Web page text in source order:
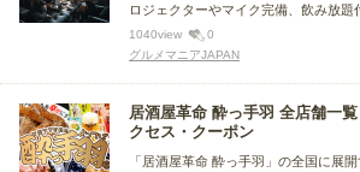
ロジェクターやマイク完備、飲み放題
会や歓送迎会、忘年会など大人数イベ
す。
1040view
0
グルメマニアJAPAN
居酒屋革命 酔っ手羽 全店舗一
クセス・クーポン
「居酒屋革命 酔っ手羽」の全国に展